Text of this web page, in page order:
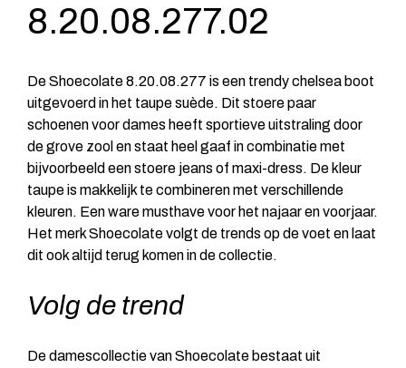
8.20.08.277.02
De Shoecolate 8.20.08.277 is een trendy chelsea boot
uitgevoerd in het taupe suède. Dit stoere paar
schoenen voor dames heeft sportieve uitstraling door
de grove zool en staat heel gaaf in combinatie met
bijvoorbeeld een stoere jeans of maxi-dress. De kleur
taupe is makkelijk te combineren met verschillende
kleuren. Een ware musthave voor het najaar en voorjaar.
Het merk Shoecolate volgt de trends op de voet en laat
dit ook altijd terug komen in de collectie.
Volg de trend
De damescollectie van Shoecolate bestaat uit